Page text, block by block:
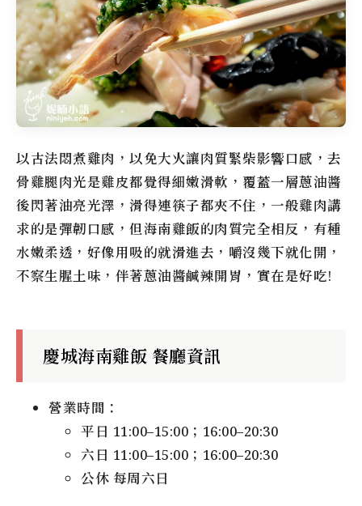
以古法悶煮雞肉，以免大火讓肉質緊柴影響口感，去
骨雞腿肉光是雞皮都覺得細嫩滑軟，覆蓋一層蔥油醬
後閃著油亮光澤，滑得連筷子都夾不住，一般雞肉講
求的是彈韌口感，但海南雞飯的肉質完全相反，有種
水嫩柔透，好像用吸的就滑進去，嚼沒幾下就化開，
不察生腥土味，伴著蔥油醬鹹辣開胃，實在是好吃!
慶城海南雞飯 餐廳資訊
營業時間：
平日 11:00–15:00；16:00–20:30
六日 11:00–15:00；16:00–20:30
公休 每周六日